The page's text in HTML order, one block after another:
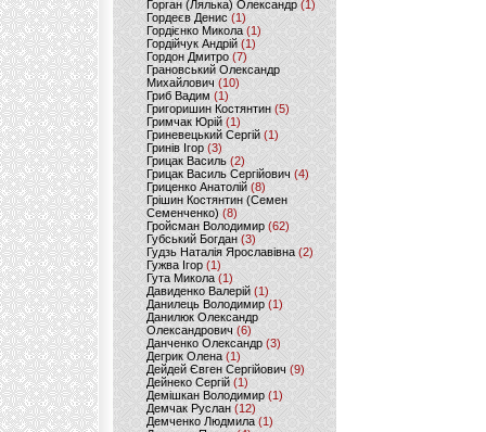
Горган (Лялька) Олександр(1)
Гордеєв Денис (1)
Гордієнко Микола (1)
Гордійчук Андрій (1)
Гордон Дмитро (7)
Грановський Олександр
Михайлович (10)
Гриб Вадим (1)
Григоришин Костянтин (5)
Гримчак Юрій(1)
Гриневецький Сергій(1)
Гринів Ігор (3)
Грицак Василь (2)
Грицак Василь Сергійович (4)
Гриценко Анатолій (8)
Грішин Костянтин (Семен
Семенченко)(8)
Гройсман Володимир(62)
Губський Богдан (3)
Гудзь Наталія Ярославівна(2)
Гужва Ігор (1)
Гута Микола (1)
Давиденко Валерій (1)
Данилець Володимир(1)
Данилюк Олександр
Олександрович (6)
Данченко Олександр (3)
Дегрик Олена(1)
Дейдей Євген Сергійович(9)
Дейнеко Сергій (1)
Демішкан Володимир(1)
Демчак Руслан (12)
Демченко Людмила (1)